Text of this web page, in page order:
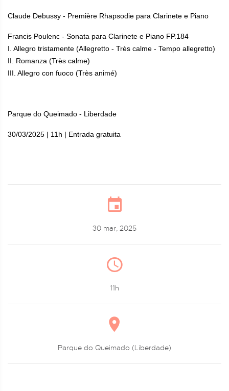
Claude Debussy - Première Rhapsodie para Clarinete e Piano
Francis Poulenc - Sonata para Clarinete e Piano FP.184
I. Allegro tristamente (Allegretto - Très calme - Tempo allegretto)
II. Romanza (Très calme)
III. Allegro con fuoco (Très animé)
Parque do Queimado - Liberdade
30/03/2025 | 11h | Entrada gratuita
30 mar, 2025
11h
Parque do Queimado (Liberdade)